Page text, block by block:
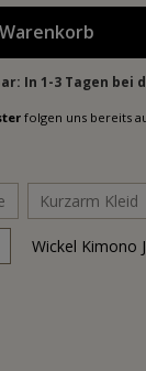
In 1-3 Tagen bei
folgen uns bereits
Kurzarm Kleid
Wickel Kimono